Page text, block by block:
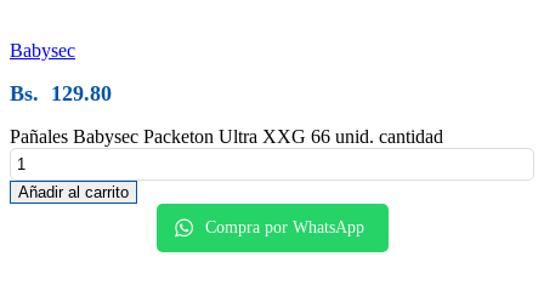
Babysec
Bs. 129.80
Pañales Babysec Packeton Ultra XXG 66 unid. cantidad
Añadir al carrito
Compra por WhatsApp